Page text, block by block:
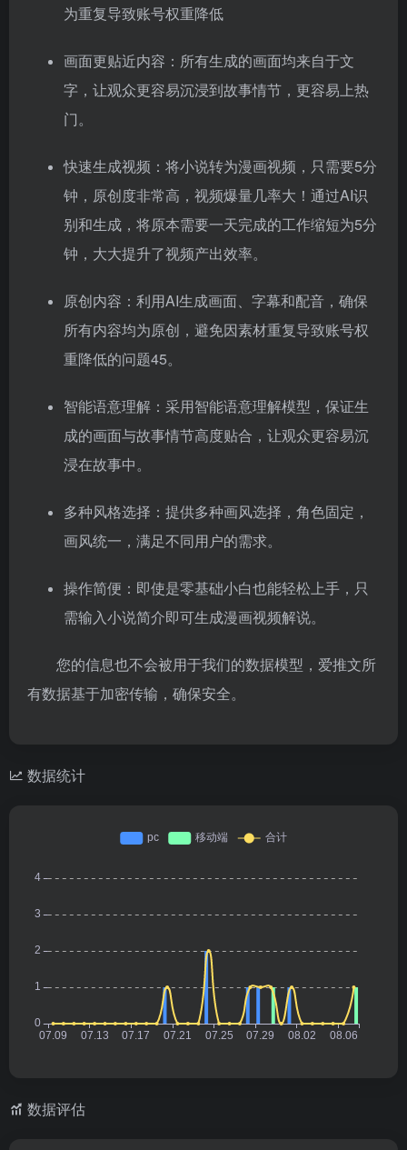
为重复导致账号权重降低
画面更贴近内容：所有生成的画面均来自于文
字，让观众更容易沉浸到故事情节，更容易上热
门。
快速生成视频：将小说转为漫画视频，只需要5分
钟，原创度非常高，视频爆量几率大！通过AI识
别和生成，将原本需要一天完成的工作缩短为5分
钟，大大提升了视频产出效率。
原创内容：利用AI生成画面、字幕和配音，确保
所有内容均为原创，避免因素材重复导致账号权
重降低的问题45。
智能语意理解：采用智能语意理解模型，保证生
成的画面与故事情节高度贴合，让观众更容易沉
浸在故事中。
多种风格选择：提供多种画风选择，角色固定，
画风统一，满足不同用户的需求。
操作简便：即使是零基础小白也能轻松上手，只
需输入小说简介即可生成漫画视频解说。
您的信息也不会被用于我们的数据模型，爱推文所
有数据基于加密传输，确保安全。
数据统计
数据评估